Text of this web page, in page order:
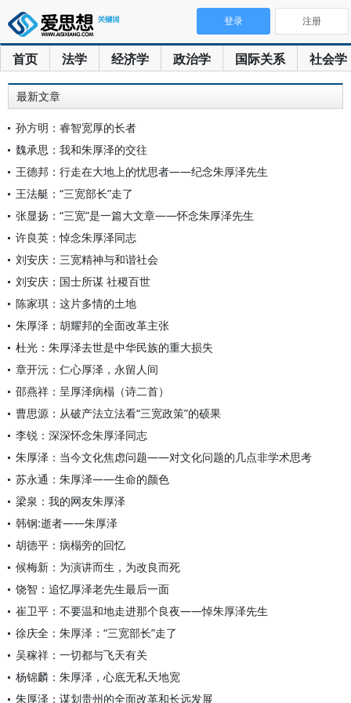
首页 法学 经济学 政治学 国际关系 社会学
登录 注册
最新文章
孙方明：睿智宽厚的长者
魏承思：我和朱厚泽的交往
王德邦：行走在大地上的忧思者——纪念朱厚泽先生
王法艇：“三宽部长”走了
张显扬：“三宽”是一篇大文章——怀念朱厚泽先生
许良英：悼念朱厚泽同志
刘安庆：三宽精神与和谐社会
刘安庆：国士所谋 社稷百世
陈家琪：这片多情的土地
朱厚泽：胡耀邦的全面改革主张
杜光：朱厚泽去世是中华民族的重大损失
章开沅：仁心厚泽，永留人间
邵燕祥：呈厚泽病榻（诗二首）
曹思源：从破产法立法看“三宽政策”的硕果
李锐：深深怀念朱厚泽同志
朱厚泽：当今文化焦虑问题——对文化问题的几点非学术思考
苏永通：朱厚泽——生命的颜色
梁泉：我的网友朱厚泽
韩钢:逝者——朱厚泽
胡德平：病榻旁的回忆
候梅新：为演讲而生，为改良而死
饶智：追忆厚泽老先生最后一面
崔卫平：不要温和地走进那个良夜——悼朱厚泽先生
徐庆全：朱厚泽：“三宽部长”走了
吴稼祥：一切都与飞天有关
杨锦麟：朱厚泽，心底无私天地宽
朱厚泽：谋划贵州的全面改革和长远发展